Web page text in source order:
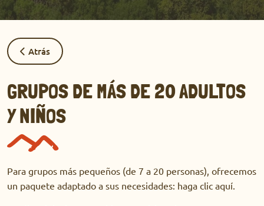
Atrás
GRUPOS DE MÁS DE 20 ADULTOS
Y NIÑOS
Para grupos más pequeños (de 7 a 20 personas), ofrecemos
un paquete adaptado a sus necesidades: haga clic aquí.